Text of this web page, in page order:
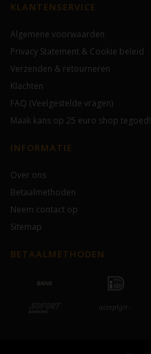
KLANTENSERVICE
Algemene voorwaarden
Privacy Statement & Cookie beleid
Verzenden & retourneren
Klachten
FAQ (Veelgestelde vragen)
Maak kans op 25 euro shop tegoed!
INFORMATIE
Over ons
Betaalmethoden
Neem contact op
Sitemap
BETAALMETHODEN